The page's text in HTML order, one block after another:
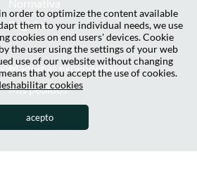
Normativa
Registro
Máquinas expendedoras
Mis pedidos
order to optimize the content available
them to your individual needs, we use
cookies on end users' devices. Cookie
the user using the settings of your web
use of our website without changing
that you accept the use of cookies.
cookies
acepto